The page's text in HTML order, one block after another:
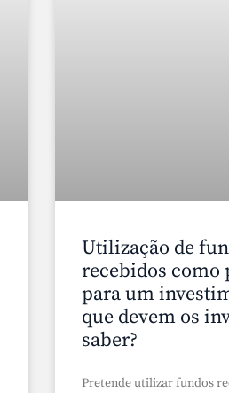
Utilização de
recebidos como
para um
que devem os
saber?
Pretende utilizar fundos